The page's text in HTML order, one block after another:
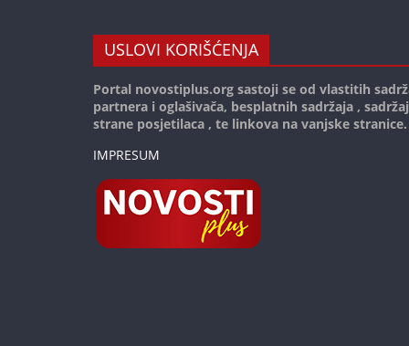
USLOVI KORIŠĆENJA
Portal novostiplus.org sastoji se od vlastitih
partnera i oglašivača, besplatnih sadržaja ,
strane posjetilaca , te linkova na vanjske stranice.
IMPRESUM